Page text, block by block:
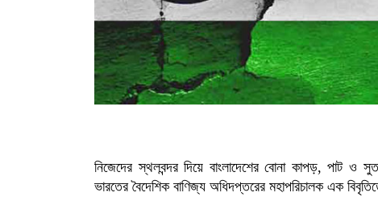
নিজেদের স্থলবন্দর দিয়ে বাংলাদেশের বোনা কাপড়, পাট ও
ভারতের বৈদেশিক বাণিজ্য অধিদপ্তরের মহাপরিচালক এক